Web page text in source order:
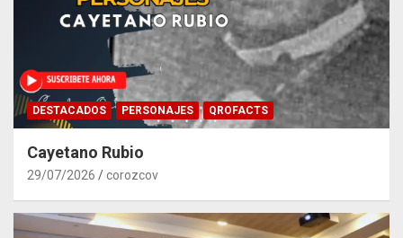
DESTACADOS PERSONAJES QROFACTS
Cayetano Rubio
29/07/2026 corozcov